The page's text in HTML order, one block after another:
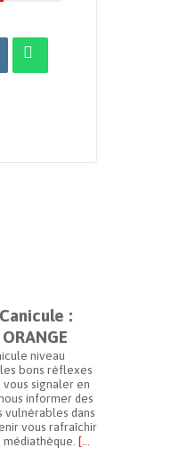
:
niveau
les bons réflexes
vous signaler en
informer des
vulnérables dans
vous rafraîchir
[…